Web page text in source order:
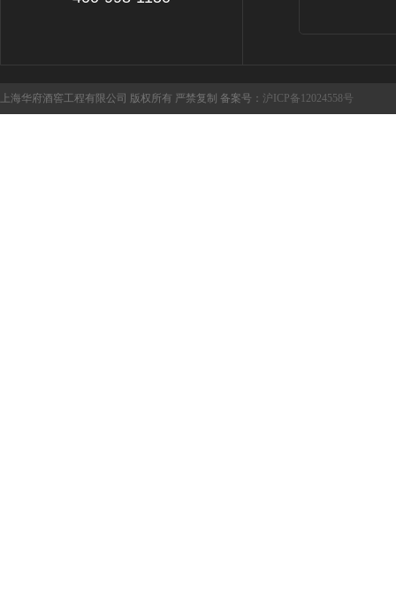
上海华府酒窖工程有限公司 版权所有 严禁复制 备案号： 沪ICP备12024558号